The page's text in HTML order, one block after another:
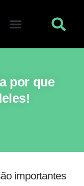
por que
importantes